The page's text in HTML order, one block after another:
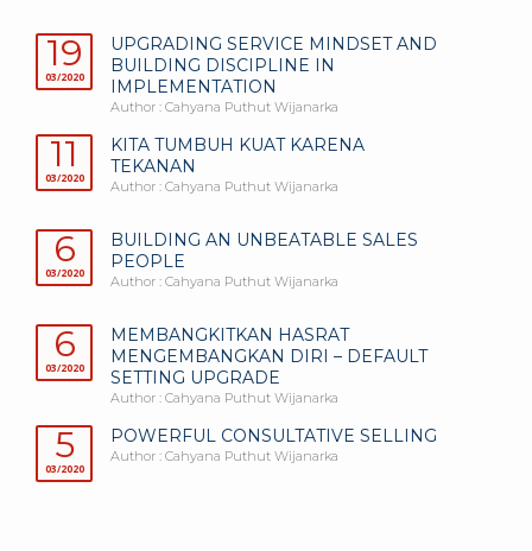
19
03/2020
UPGRADING SERVICE MINDSET AND
BUILDING DISCIPLINE IN
IMPLEMENTATION
Author : Cahyana Puthut Wijanarka
11
03/2020
KITA TUMBUH KUAT KARENA
TEKANAN
Author : Cahyana Puthut Wijanarka
6
03/2020
BUILDING AN UNBEATABLE SALES
PEOPLE
Author : Cahyana Puthut Wijanarka
6
03/2020
MEMBANGKITKAN HASRAT
MENGEMBANGKAN DIRI – DEFAULT
SETTING UPGRADE
Author : Cahyana Puthut Wijanarka
5
03/2020
POWERFUL CONSULTATIVE SELLING
Author : Cahyana Puthut Wijanarka